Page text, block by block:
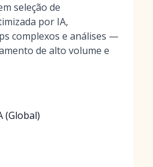
seleção de
por IA,
complexos e análises —
de alto volume e
(Global)